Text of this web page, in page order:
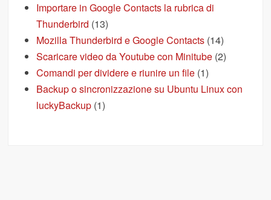
Importare in Google Contacts la rubrica di
Thunderbird (13)
Mozilla Thunderbird e Google Contacts (14)
Scaricare video da Youtube con Minitube (2)
Comandi per dividere e riunire un file (1)
Backup o sincronizzazione su Ubuntu Linux con
luckyBackup (1)